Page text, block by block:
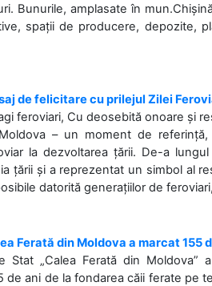
Bunurile, amplasate în
spații de producere, depozite,
de felicitare cu prilejul Zilei
feroviari, Cu deosebită onoare și
– un moment de
la dezvoltarea țării. De-a
țării și a reprezentat un simbol al
datorită generațiilor de
Ferată din Moldova a marcat 155
Stat „Calea Ferată din
de ani de la fondarea căii ferate pe